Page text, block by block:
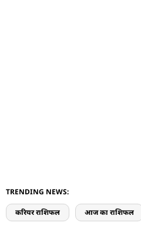
TRENDING NEWS:
करियर राशिफल आज का राशिफल